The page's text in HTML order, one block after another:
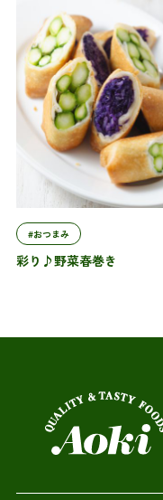
#おつまみ
彩り♪野菜春巻き